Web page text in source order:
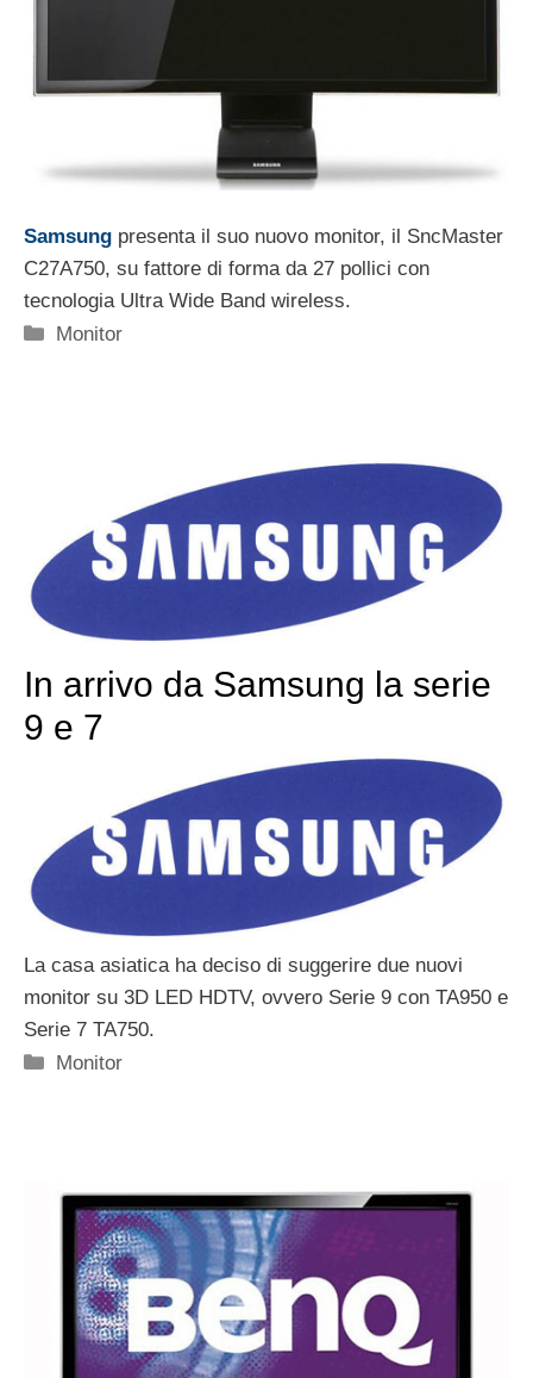
Samsung presenta il suo nuovo monitor, il SncMaster
C27A750, su fattore di forma da 27 pollici con
tecnologia Ultra Wide Band wireless.
Categorie
Monitor
In arrivo da Samsung la serie
9 e 7
La casa asiatica ha deciso di suggerire due nuovi
monitor su 3D LED HDTV, ovvero Serie 9 con TA950 e
Serie 7 TA750.
Categorie
Monitor